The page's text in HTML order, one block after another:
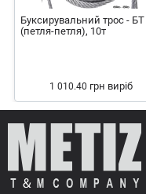
Буксирувальний трос - БТ
(петля-петля), 10т
1 010.40 грн виріб